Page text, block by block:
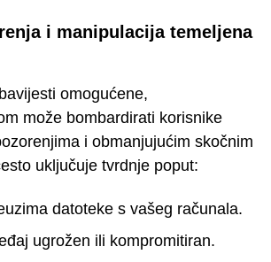
i manipulacija temeljena
omogućene,
može bombardirati korisnike
i obmanjujućim skočnim
uključuje tvrdnje poput:
datoteke s vašeg računala.
ugrožen ili kompromitiran.